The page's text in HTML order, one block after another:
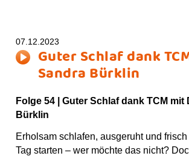
Guter Schlaf dank
Sandra Bürklin
07.12.2023
Folge 54 |
Guter Schlaf dank TCM mit
Bürklin
Erholsam schlafen, ausgeruht und
Tag starten – wer möchte das nicht?